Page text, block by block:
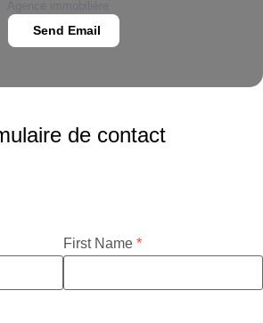
Send Email
de contact
First Name